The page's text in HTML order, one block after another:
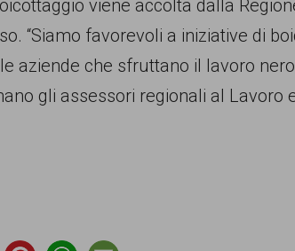
viene accolta dalla
“Siamo favorevoli a iniziative di
aziende che sfruttano il lavoro
gli assessori regionali al Lavoro